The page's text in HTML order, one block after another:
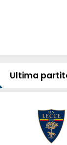
Ultima